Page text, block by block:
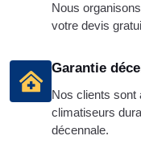
Nous
votre devis
Garantie
Nos clients sont
climatiseurs
décennale.